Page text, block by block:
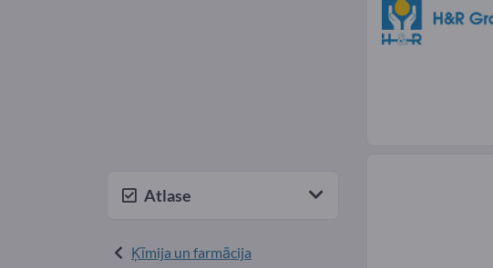
Atlase
Ķīmija un farmācija